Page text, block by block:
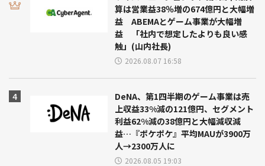
算は営業益38％増の674億円と大幅増
益 ABEMAとゲーム事業が大幅増
益 「社内で想定したよりも良い感
触」(山内社長)
2026.08.07 16:58
DeNA、第1四半期のゲーム事業は売
上収益33%減の121億円、セグメント
利益62%減の38億円と大幅減収減
益…『ポケポケ』平均MAUが3900万
人→2300万人に
2026.08.05 19:03